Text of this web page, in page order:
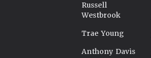
Russell
Westbrook
Trae Young
Anthony Davis